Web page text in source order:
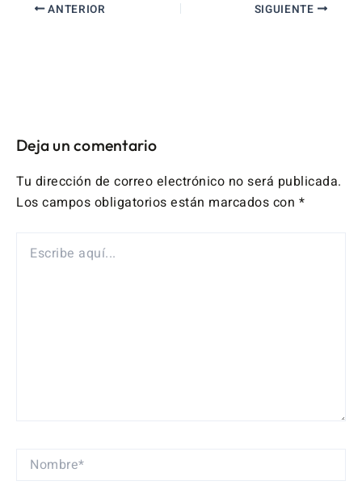
ANTERIOR SIGUIENTE
Deja un comentario
Tu dirección de correo electrónico no será publicada.
Los campos obligatorios están marcados con *
AQUÍ...
NOMBRE*